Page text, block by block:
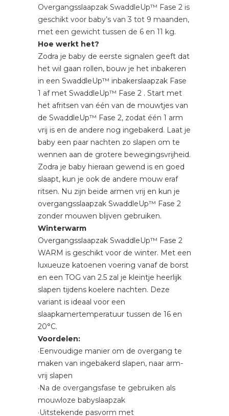
Overgangsslaapzak SwaddleUp™ Fase 2 is
geschikt voor baby’s van 3 tot 9 maanden,
met een gewicht tussen de 6 en 11 kg.
Hoe werkt het?
Zodra je baby de eerste signalen geeft dat
het wil gaan rollen, bouw je het inbakeren
in een SwaddleUp™ inbakerslaapzak Fase
1 af met SwaddleUp™ Fase 2 . Start met
het afritsen van één van de mouwtjes van
de SwaddleUp™ Fase 2, zodat één 1 arm
vrij is en de andere nog ingebakerd. Laat je
baby een paar nachten zo slapen om te
wennen aan de grotere bewegingsvrijheid.
Zodra je baby hieraan gewend is en goed
slaapt, kun je ook de andere mouw eraf
ritsen. Nu zijn beide armen vrij en kun je
overgangsslaapzak SwaddleUp™ Fase 2
zonder mouwen blijven gebruiken.
Winterwarm
Overgangsslaapzak SwaddleUp™ Fase 2
WARM is geschikt voor de winter. Met een
luxueuze katoenen voering vanaf de borst
en een TOG van 2.5 zal je kleintje heerlijk
slapen tijdens koelere nachten. Deze
variant is ideaal voor een
slaapkamertemperatuur tussen de 16 en
20°C.
Voordelen:
·Eenvoudige manier om de overgang te
maken van ingebakerd slapen, naar arm-
vrij slapen
·Na de overgangsfase te gebruiken als
mouwloze babyslaapzak
·Uitstekende pasvorm met